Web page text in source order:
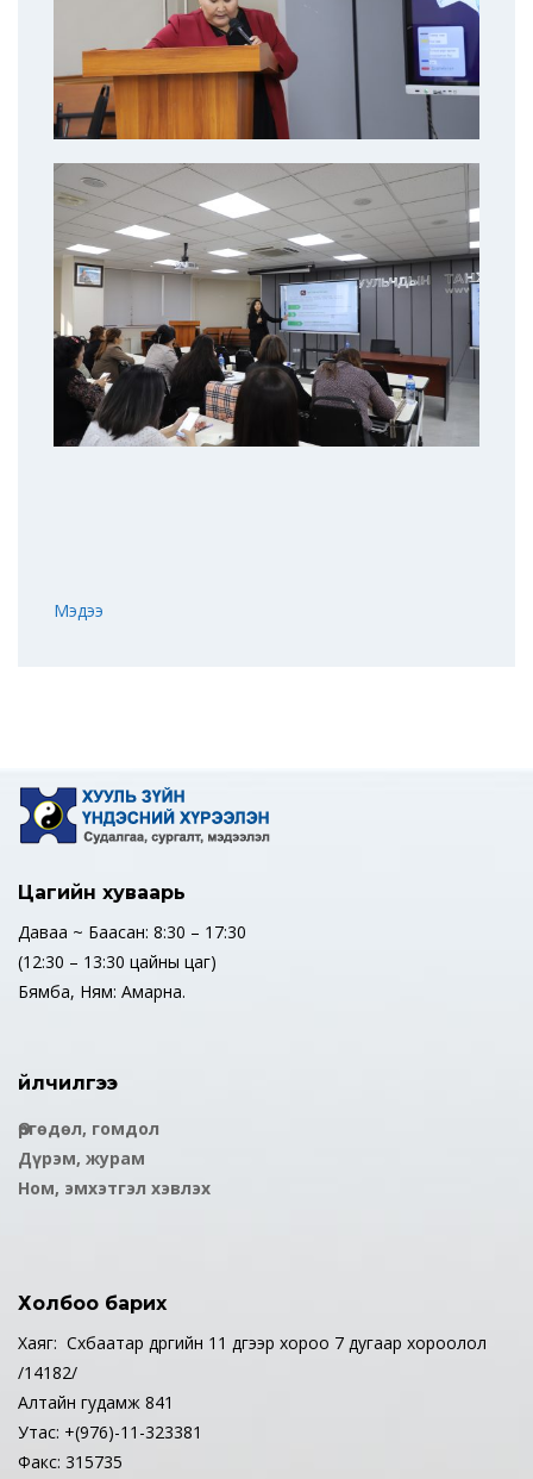
Мэдээ
Цагийн хуваарь
Даваа ~ Баасан: 8:30 – 17:30
(12:30 – 13:30 цайны цаг)
Бямба, Ням: Амарна.
Үйлчилгээ
Өргөдөл, гомдол
Дүрэм, журам
Ном, эмхэтгэл хэвлэх
Холбоо барих
Хаяг: Сүхбаатар дүүргийн 11 дүгээр хороо 7 дугаар хороолол
/14182/
Алтайн гудамж 841
Утас: +(976)-11-323381
Факс: 315735